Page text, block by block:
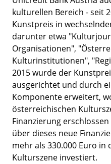
kulturellen Bereich - seit
Kunstpreis in
darunter etwa
Organisationen",
Kulturinstitutionen",
2015 wurde der
ausgerichtet und durch
Komponente erweitert,
österreichischen
Finanzierung
über dieses neue
mehr als 330.000 Euro in
Kulturszene investiert.